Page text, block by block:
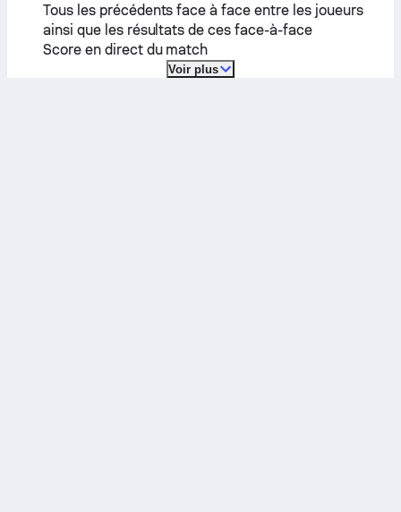
Tous les précédents face à face entre les joueurs
ainsi que les résultats de ces face-à-face
Score en direct du match
Voir plus